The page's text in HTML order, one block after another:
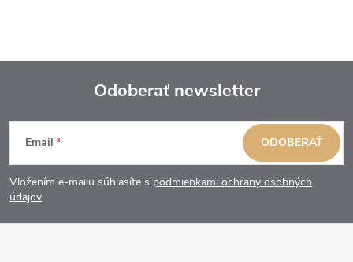
Z
á
p
Odoberať newsletter
Email
Vložením e-mailu súhlasíte s podmienkami ochrany osobných
údajov
ODOBERAŤ